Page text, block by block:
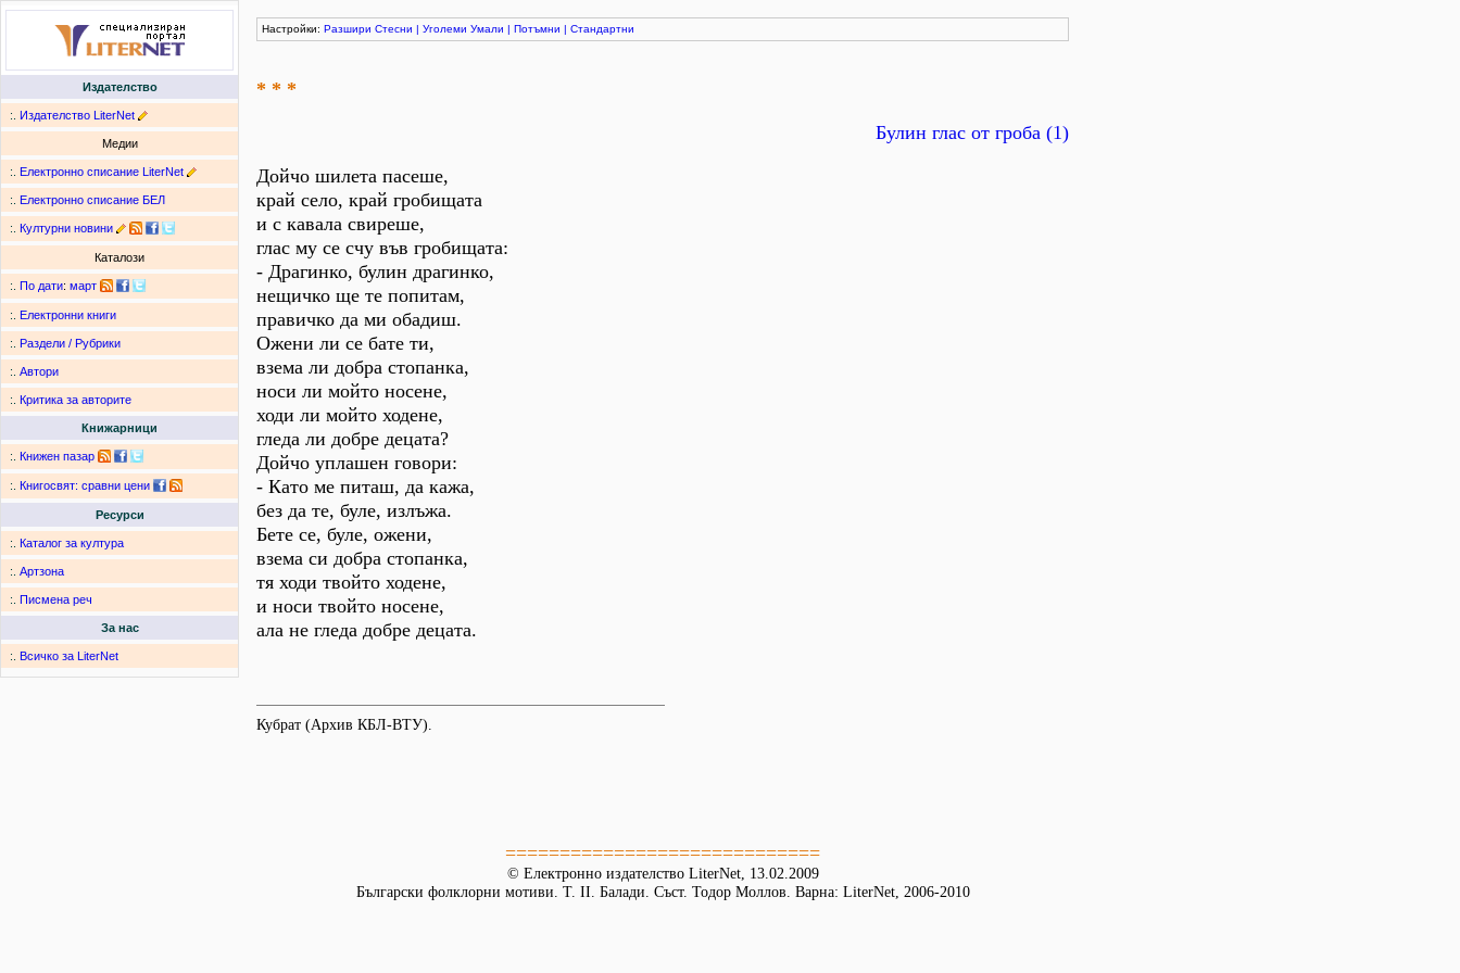
Издателство
:. Издателство LiterNet
Медии
:. Електронно списание LiterNet
:. Електронно списание БЕЛ
:. Културни новини
Каталози
:. По дати: март
:. Електронни книги
:. Раздели / Рубрики
:. Автори
:. Критика за авторите
Книжарници
:. Книжен пазар
:. Книгосвят: сравни цени
Ресурси
:. Каталог за култура
:. Артзона
:. Писмена реч
За нас
:. Всичко за LiterNet
Настройки: Разшири Стесни | Уголеми Умали | Потъмни | Стандартни
* * *
Булин глас от гроба (1)
Дойчо шилета пасеше,
край село, край гробищата
и с кавала свиреше,
глас му се счу във гробищата:
- Драгинко, булин драгинко,
нещичко ще те попитам,
правичко да ми обадиш.
Ожени ли се бате ти,
взема ли добра стопанка,
носи ли мойто носене,
ходи ли мойто ходене,
гледа ли добре децата?
Дойчо уплашен говори:
- Като ме питаш, да кажа,
без да те, буле, излъжа.
Бете се, буле, ожени,
взема си добра стопанка,
тя ходи твойто ходене,
и носи твойто носене,
ала не гледа добре децата.
Кубрат (Архив КБЛ-ВТУ).
=============================
© Електронно издателство LiterNet, 13.02.2009
Български фолклорни мотиви. Т. II. Балади. Съст. Тодор Моллов. Варна: LiterNet, 2006-2010